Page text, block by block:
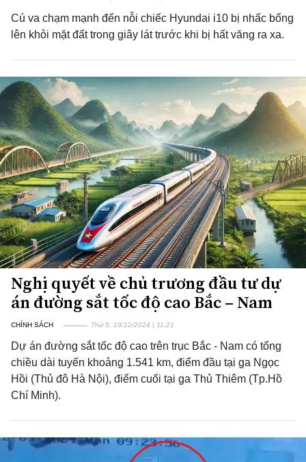
Cú va chạm mạnh đến nỗi chiếc Hyundai i10 bị nhấc bổng
lên khỏi mặt đất trong giây lát trước khi bị hất văng ra xa.
Nghị quyết về chủ trương đầu tư dự
án đường sắt tốc độ cao Bắc – Nam
CHÍNH SÁCH Thứ 5, 19/12/2024 | 11:21
Dự án đường sắt tốc độ cao trên trục Bắc - Nam có tổng
chiều dài tuyến khoảng 1.541 km, điểm đầu tại ga Ngọc
Hồi (Thủ đô Hà Nội), điểm cuối tại ga Thủ Thiêm (Tp.Hồ
Chí Minh).